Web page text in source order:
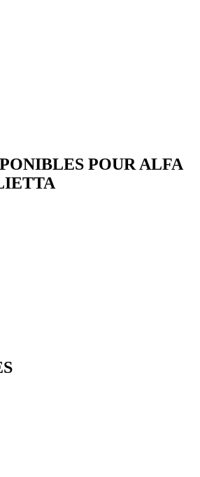
POUR ALFA